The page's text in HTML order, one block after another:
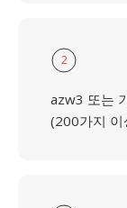
2
azw3 또는
(200가지 이